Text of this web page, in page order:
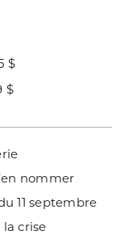
$
$
nommer
11 septembre
la crise